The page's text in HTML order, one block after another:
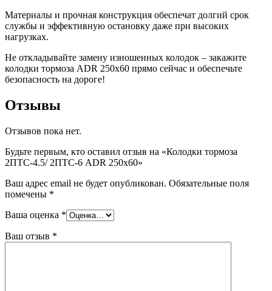
Материалы и прочная конструкция обеспечат долгий срок
службы и эффективную остановку даже при высоких
нагрузках.
Не откладывайте замену изношенных колодок – закажите
колодки тормоза ADR 250х60 прямо сейчас и обеспечьте
безопасность на дороге!
Отзывы
Отзывов пока нет.
Будьте первым, кто оставил отзыв на «Колодки тормоза
2ПТС-4.5/ 2ПТС-6 ADR 250х60»
Ваш адрес email не будет опубликован. Обязательные поля
помечены *
Ваша оценка *
Ваш отзыв *